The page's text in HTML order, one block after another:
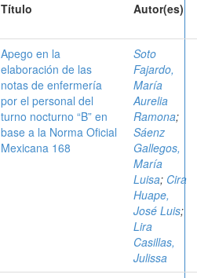
Título Autor(es)
Apego en la
elaboración de las
notas de enfermería
por el personal del
turno nocturno “B” en
base a la Norma Oficial
Mexicana 168
Soto
Fajardo,
María
Aurelia
Ramona;
Sáenz
Gallegos,
María
Luisa; Cira
Huape,
José Luis;
Lira
Casillas,
Julissa